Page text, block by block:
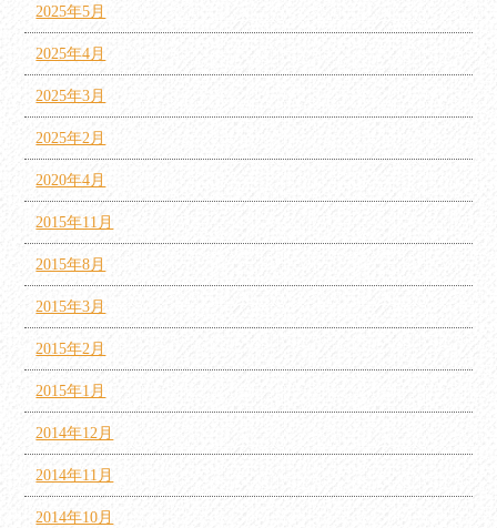
2025年5月
2025年4月
2025年3月
2025年2月
2020年4月
2015年11月
2015年8月
2015年3月
2015年2月
2015年1月
2014年12月
2014年11月
2014年10月